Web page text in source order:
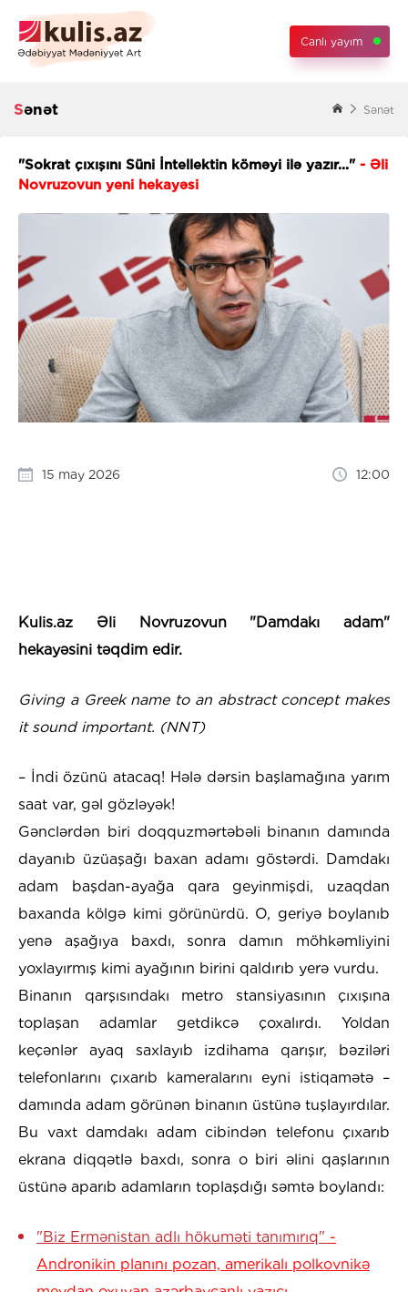
Canlı yayım
Sənət Sənət
"Sokrat çıxışını Süni İntellektin köməyi ilə yazır..." - Əli
Novruzovun yeni hekayəsi
15 may 2026 12:00
Kulis.az Əli Novruzovun "Damdakı adam"
hekayəsini təqdim edir.
Giving a Greek name to an abstract concept makes
it sound important. (NNT)
– İndi özünü atacaq! Hələ dərsin başlamağına yarım
saat var, gəl gözləyək!
Gənclərdən biri doqquzmərtəbəli binanın damında
dayanıb üzüaşağı baxan adamı göstərdi. Damdakı
adam başdan-ayağa qara geyinmişdi, uzaqdan
baxanda kölgə kimi görünürdü. O, geriyə boylanıb
yenə aşağıya baxdı, sonra damın möhkəmliyini
yoxlayırmış kimi ayağının birini qaldırıb yerə vurdu.
Binanın qarşısındakı metro stansiyasının çıxışına
toplaşan adamlar getdikcə çoxalırdı. Yoldan
keçənlər ayaq saxlayıb izdihama qarışır, bəziləri
telefonlarını çıxarıb kameralarını eyni istiqamətə –
damında adam görünən binanın üstünə tuşlayırdılar.
Bu vaxt damdakı adam cibindən telefonu çıxarıb
ekrana diqqətlə baxdı, sonra o biri əlini qaşlarının
üstünə aparıb adamların toplaşdığı səmtə boylandı:
"Biz Ermənistan adlı hökuməti tanımırıq" -
Andronikin planını pozan, amerikalı polkovnikə